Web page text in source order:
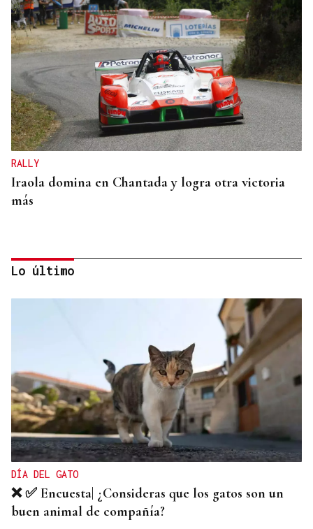
RALLY
Iraola domina en Chantada y logra otra victoria
más
A TODA VELOCIDAD
Vídeo | Así fue el espectacular salto de “Cohete”
Suárez en el Rally Rías Baixas que dejó sin
respiración a los aficionados
Lo último
DÍA DEL GATO
❌ ✅ Encuesta| ¿Consideras que los gatos son un
buen animal de compañía?